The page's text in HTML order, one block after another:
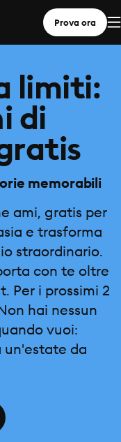
Prova ora
limiti:
di
memorabili
ami, gratis per
e trasforma
straordinario.
con te oltre
Per i prossimi 2
hai nessun
vuoi:
un'estate da